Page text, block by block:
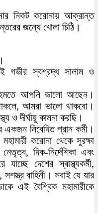
নিকট করোনায় আক্রান্ত
জন্যে খোলা চিঠি।
গভীর স্বশ্রদ্ধ সালাম ও
আপনি ভালো আছেন।
আমরা ভালো থাকবো।
ও দীর্ঘায়ু কামনা করছি।
একজন নিবেদিত প্রান কর্মী।
করোনা থেকে সুরক্ষা
দিক-নির্দেশিকা এবং
দেশের স্বাস্থ্যকর্মী,
বাহিনী। সবাই যে যার
এই বৈশ্বিক মহামারীকে